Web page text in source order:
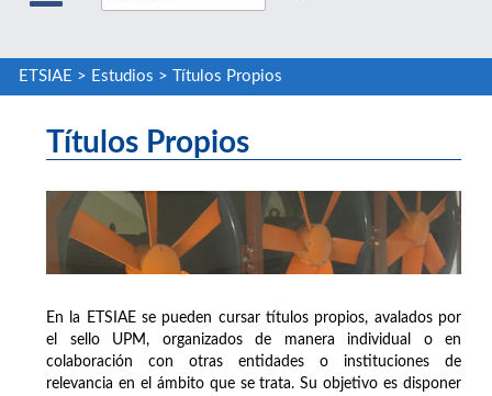
ETSIAE > Estudios > Títulos Propios
Títulos Propios
En la ETSIAE se pueden cursar títulos propios, avalados por
el sello UPM, organizados de manera individual o en
colaboración con otras entidades o instituciones de
relevancia en el ámbito que se trata. Su objetivo es disponer